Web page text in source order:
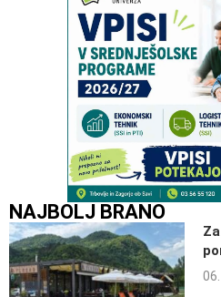
NAJBOLJ BRANO